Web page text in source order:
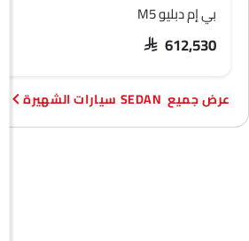
بي إم دبليو M5
SAR 612,530
SEDAN سيارات الشهيرة